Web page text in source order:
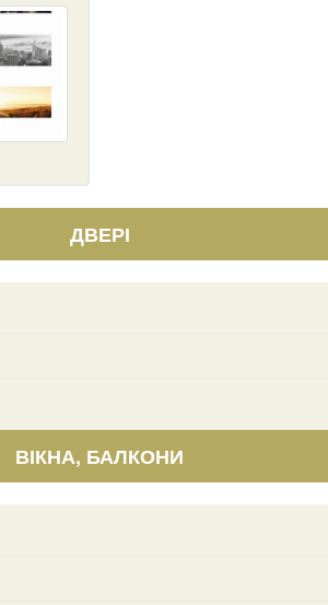
ДВЕРІ
ВІКНА, БАЛКОНИ